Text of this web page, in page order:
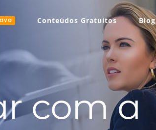
Conteúdos Gratuitos Blog
com a